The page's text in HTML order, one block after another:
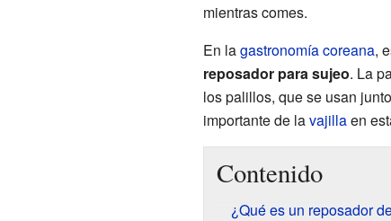
mientras comes.
En lagastronomía coreana,
reposador para sujeo. La
los palillos, que se usan
importante de lavajillaen
Contenido
¿Qué es un reposador